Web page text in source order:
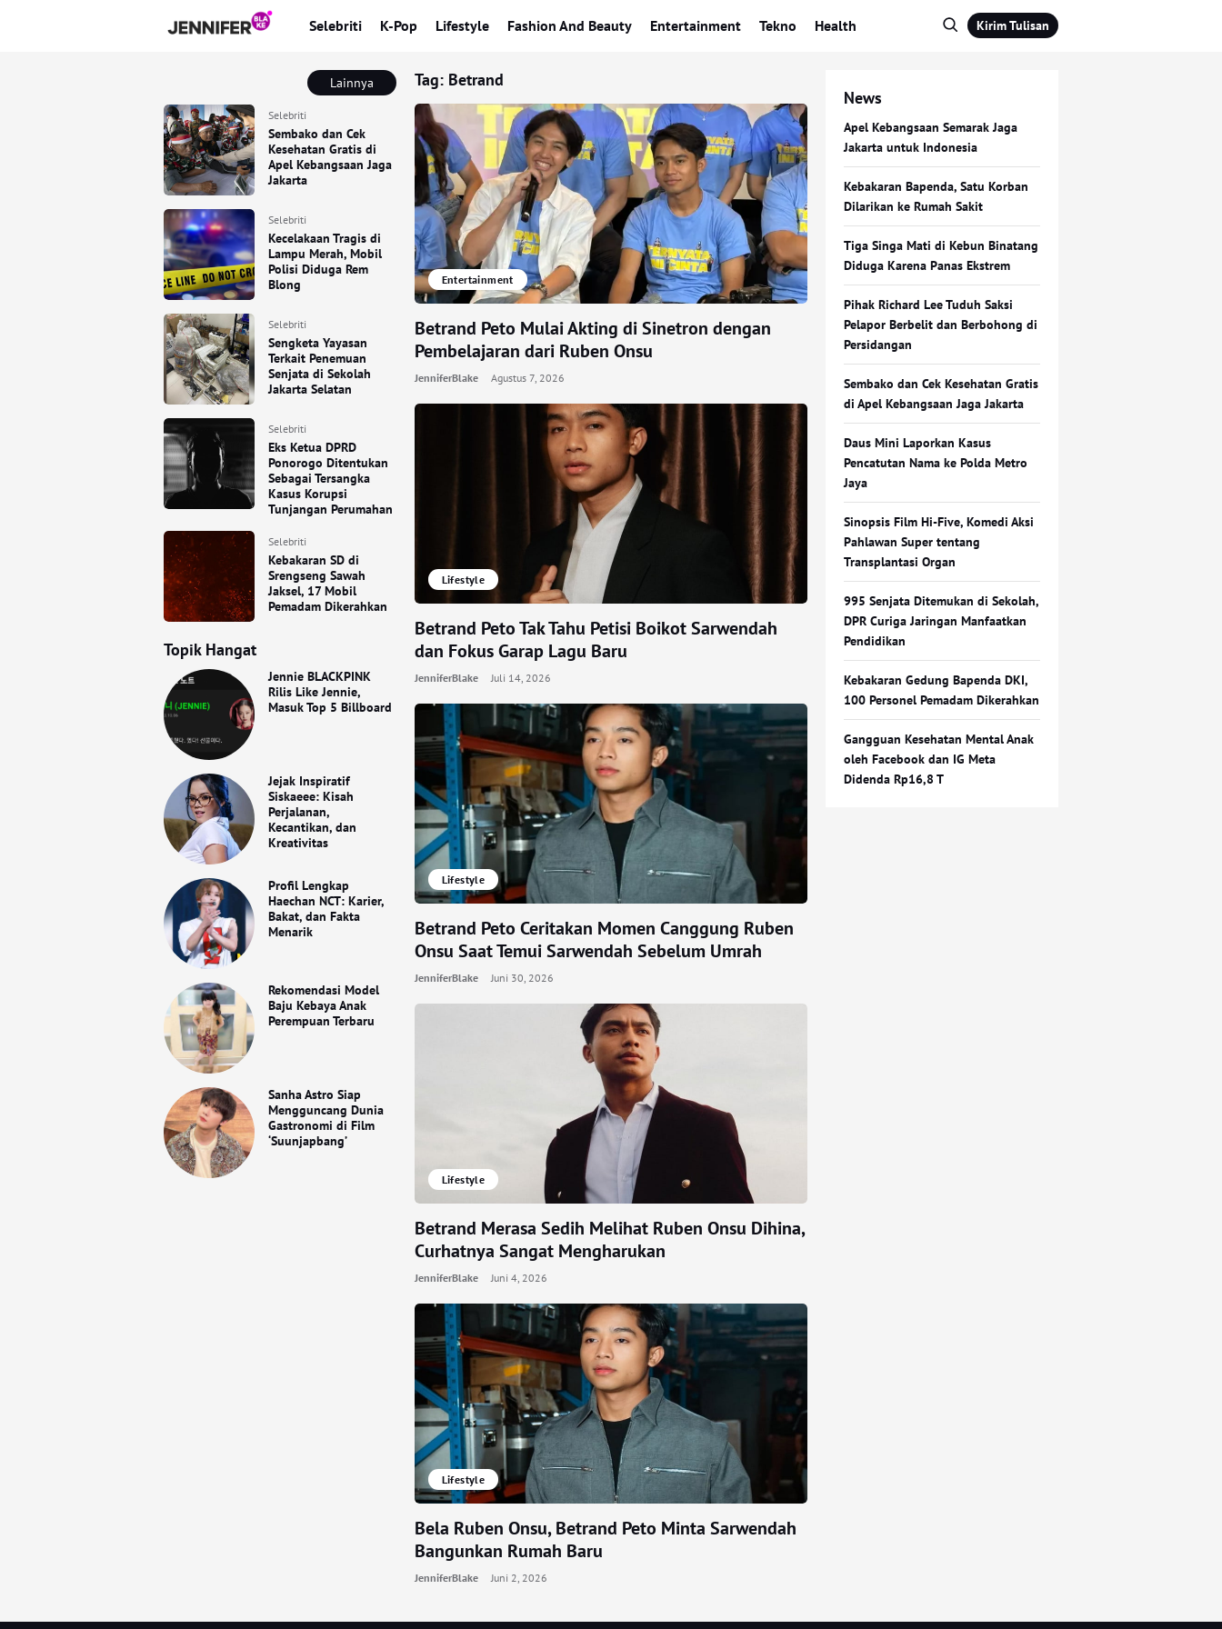
Selebriti K-Pop Lifestyle Fashion And Beauty Entertainment Tekno Health Kirim Tulisan
Lainnya
Selebriti
Sembako dan Cek
Kesehatan Gratis di
Apel Kebangsaan Jaga
Jakarta
Selebriti
Kecelakaan Tragis di
Lampu Merah, Mobil
Polisi Diduga Rem
Blong
Selebriti
Sengketa Yayasan
Terkait Penemuan
Senjata di Sekolah
Jakarta Selatan
Selebriti
Eks Ketua DPRD
Ponorogo Ditentukan
Sebagai Tersangka
Kasus Korupsi
Tunjangan Perumahan
Selebriti
Kebakaran SD di
Srengseng Sawah
Jaksel, 17 Mobil
Pemadam Dikerahkan
Topik Hangat
Jennie BLACKPINK
Rilis Like Jennie,
Masuk Top 5 Billboard
Jejak Inspiratif
Siskaeee: Kisah
Perjalanan,
Kecantikan, dan
Kreativitas
Profil Lengkap
Haechan NCT: Karier,
Bakat, dan Fakta
Menarik
Rekomendasi Model
Baju Kebaya Anak
Perempuan Terbaru
Sanha Astro Siap
Mengguncang Dunia
Gastronomi di Film
‘Suunjapbang’
Tag: Betrand
Entertainment
Betrand Peto Mulai Akting di Sinetron dengan
Pembelajaran dari Ruben Onsu
JenniferBlake Agustus 7, 2026
Lifestyle
Betrand Peto Tak Tahu Petisi Boikot Sarwendah
dan Fokus Garap Lagu Baru
JenniferBlake Juli 14, 2026
Lifestyle
Betrand Peto Ceritakan Momen Canggung Ruben
Onsu Saat Temui Sarwendah Sebelum Umrah
JenniferBlake Juni 30, 2026
Lifestyle
Betrand Merasa Sedih Melihat Ruben Onsu Dihina,
Curhatnya Sangat Mengharukan
JenniferBlake Juni 4, 2026
Lifestyle
Bela Ruben Onsu, Betrand Peto Minta Sarwendah
Bangunkan Rumah Baru
JenniferBlake Juni 2, 2026
News
Apel Kebangsaan Semarak Jaga
Jakarta untuk Indonesia
Kebakaran Bapenda, Satu Korban
Dilarikan ke Rumah Sakit
Tiga Singa Mati di Kebun Binatang
Diduga Karena Panas Ekstrem
Pihak Richard Lee Tuduh Saksi
Pelapor Berbelit dan Berbohong di
Persidangan
Sembako dan Cek Kesehatan Gratis
di Apel Kebangsaan Jaga Jakarta
Daus Mini Laporkan Kasus
Pencatutan Nama ke Polda Metro
Jaya
Sinopsis Film Hi-Five, Komedi Aksi
Pahlawan Super tentang
Transplantasi Organ
995 Senjata Ditemukan di Sekolah,
DPR Curiga Jaringan Manfaatkan
Pendidikan
Kebakaran Gedung Bapenda DKI,
100 Personel Pemadam Dikerahkan
Gangguan Kesehatan Mental Anak
oleh Facebook dan IG Meta
Didenda Rp16,8 T